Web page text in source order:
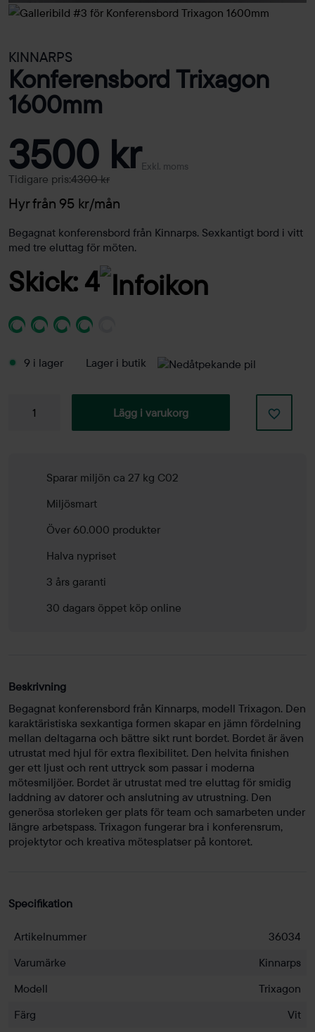
KINNARPS
Konferensbord Trixagon
1600mm
3500 krExkl. moms
Tidigare pris:4300 kr
Hyr från 95 kr/mån
Begagnat konferensbord från Kinnarps. Sexkantigt bord i vitt
med tre eluttag för möten.
Skick: 4
9 i lager Lager i butik
Konferensbord
Lägg i varukorg
Sparar miljön ca 27 kg C02
Miljösmart
Över 60.000 produkter
Halva nypriset
3 års garanti
30 dagars öppet köp online
Beskrivning
Begagnat konferensbord från Kinnarps, modell Trixagon. Den
karaktäristiska sexkantiga formen skapar en jämn fördelning
mellan deltagarna och bättre sikt runt bordet. Bordet är även
utrustat med hjul för extra flexibilitet. Den helvita finishen
ger ett ljust och rent uttryck som passar i moderna
mötesmiljöer. Bordet är utrustat med tre eluttag för smidig
laddning av datorer och anslutning av utrustning. Den
generösa storleken ger plats för team och samarbeten under
längre arbetspass. Trixagon fungerar bra i konferensrum,
projektytor och kreativa mötesplatser på kontoret.
Specifikation
Artikelnummer
36034
Varumärke
Kinnarps
Modell
Trixagon
Färg
Vit